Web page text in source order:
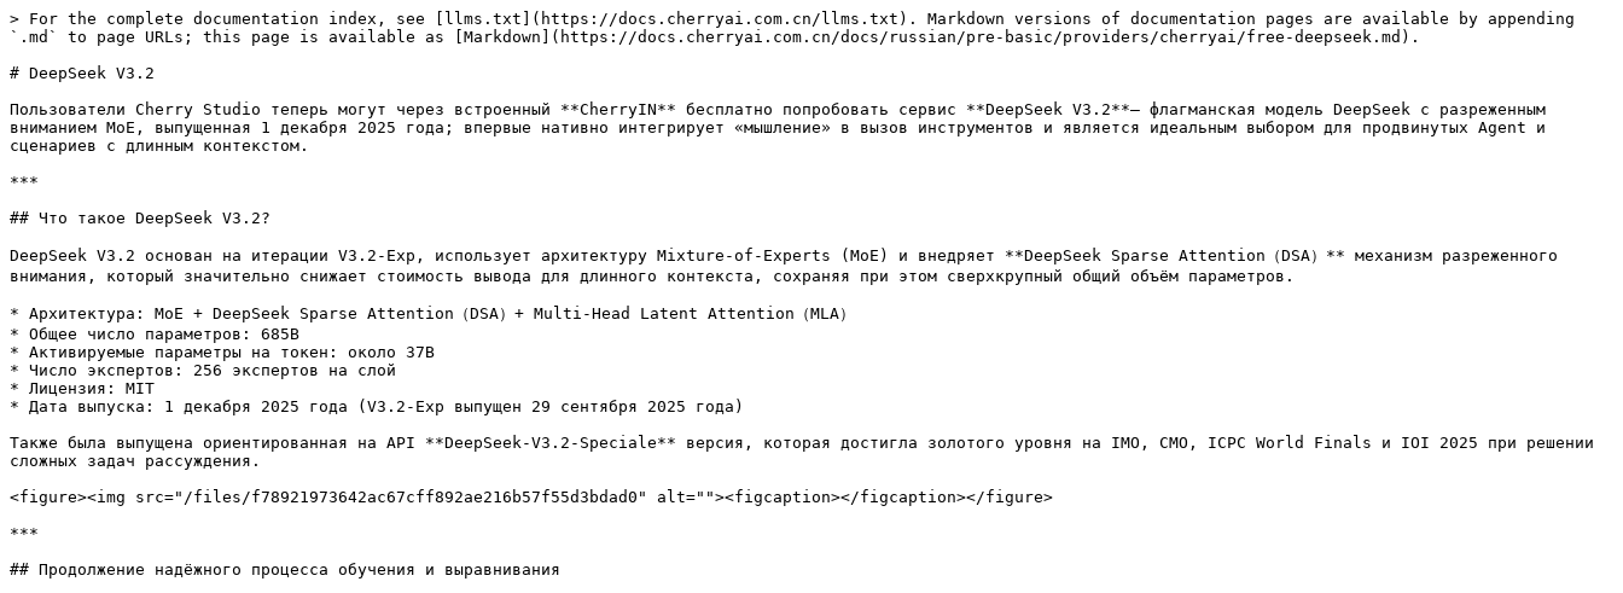
> For the complete documentation index, see [llms.txt](https://docs.cherryai.com.cn/llms.txt). Markdown versions of documentation pages are available by appending
`.md` to page URLs; this page is available as [Markdown](https://docs.cherryai.com.cn/docs/russian/pre-basic/providers/cherryai/free-deepseek.md).
# DeepSeek V3.2
Пользователи Cherry Studio теперь могут через встроенный **CherryIN** бесплатно попробовать сервис **DeepSeek V3.2**— флагманская модель DeepSeek с разреженным
вниманием MoE, выпущенная 1 декабря 2025 года; впервые нативно интегрирует «мышление» в вызов инструментов и является идеальным выбором для продвинутых Agent и
сценариев с длинным контекстом.
***
## Что такое DeepSeek V3.2?
DeepSeek V3.2 основан на итерации V3.2-Exp, использует архитектуру Mixture-of-Experts (MoE) и внедряет **DeepSeek Sparse Attention（DSA）** механизм разреженного
внимания, который значительно снижает стоимость вывода для длинного контекста, сохраняя при этом сверхкрупный общий объём параметров.
* Архитектура: MoE + DeepSeek Sparse Attention（DSA）+ Multi-Head Latent Attention（MLA）
* Общее число параметров: 685B
* Активируемые параметры на токен: около 37B
* Число экспертов: 256 экспертов на слой
* Лицензия: MIT
* Дата выпуска: 1 декабря 2025 года (V3.2-Exp выпущен 29 сентября 2025 года)
Также была выпущена ориентированная на API **DeepSeek-V3.2-Speciale** версия, которая достигла золотого уровня на IMO, CMO, ICPC World Finals и IOI 2025 при решении
сложных задач рассуждения.
<figure><img src="/files/f78921973642ac67cff892ae216b57f55d3bdad0" alt=""><figcaption></figcaption></figure>
***
## Продолжение надёжного процесса обучения и выравнивания